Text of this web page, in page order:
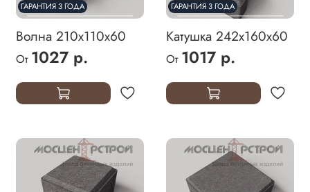
ГАРАНТИЯ 3 ГОДА
Волна 210х110х60
От 1027 р.
ГАРАНТИЯ 3 ГОДА
Катушка 242х160х60
От 1017 р.